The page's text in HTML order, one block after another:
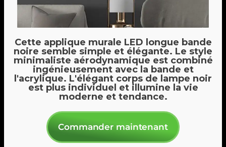
Cette applique murale LED longue bande
noire semble simple et élégante. Le style
minimaliste aérodynamique est combiné
ingénieusement avec la bande et
l'acrylique. L'élégant corps de lampe noir
est plus individuel et illumine la vie
moderne et tendance.
Commander maintenant